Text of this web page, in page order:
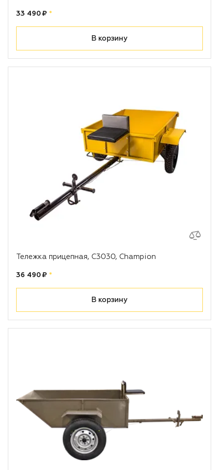
Цена:
33 490 ₽ рублей
*
В корзину
Тележка прицепная, С3030, Champion
Цена:
36 490 ₽ рублей
*
В корзину